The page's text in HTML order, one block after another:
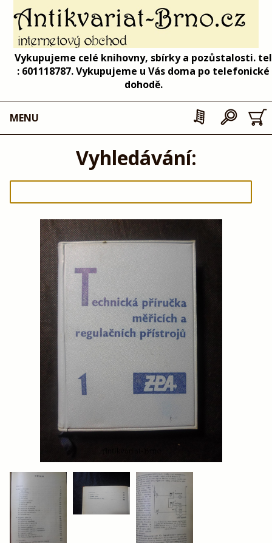
Vykupujeme celé knihovny, sbírky a pozůstalosti. tel
: 601118787. Vykupujeme u Vás doma po telefonické
dohodě.
MENU
Vyhledávání: